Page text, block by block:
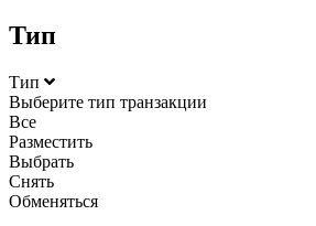
Тип
Тип
Выберите тип транзакции
Все
Разместить
Выбрать
Снять
Обменяться